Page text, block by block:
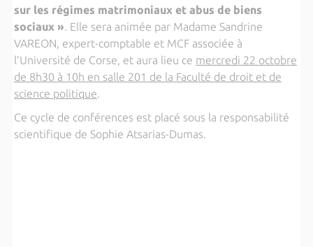
sur les régimes matrimoniaux et abus de biens
sociaux ». Elle sera animée par Madame Sandrine
VAREON, expert-comptable et MCF associée à
l’Université de Corse, et aura lieu ce mercredi 22 octobre
de 8h30 à 10h en salle 201 de la Faculté de droit et de
science politique.
Ce cycle de conférences est placé sous la responsabilité
scientifique de Sophie Atsarias-Dumas.